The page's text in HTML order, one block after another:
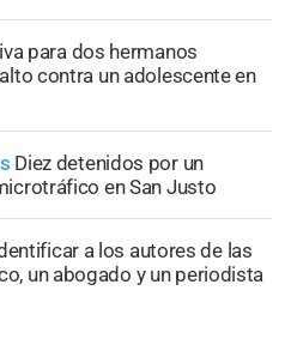
para dos hermanos
contra un adolescente en
Diez detenidos por un
en San Justo
a los autores de las
un abogado y un periodista